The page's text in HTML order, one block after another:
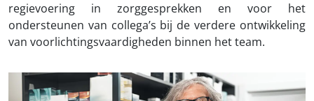
regievoering in zorggesprekken en voor het
ondersteunen van collega’s bij de verdere ontwikkeling
van voorlichtingsvaardigheden binnen het team.